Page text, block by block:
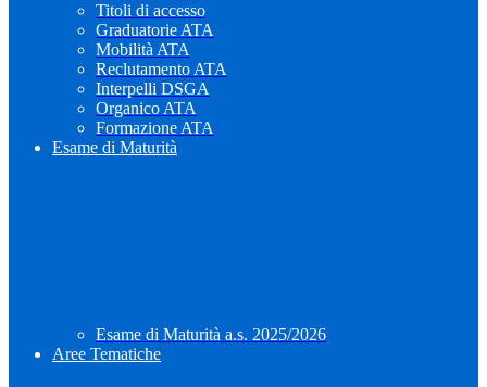
Titoli di accesso
Graduatorie ATA
Mobilità ATA
Reclutamento ATA
Interpelli DSGA
Organico ATA
Formazione ATA
Esame di Maturità
Esame di Maturità a.s. 2025/2026
Aree Tematiche